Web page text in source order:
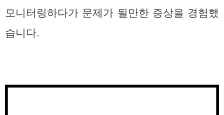
모니터링하다가 문제가 될만한 증상을 경험했
습니다.